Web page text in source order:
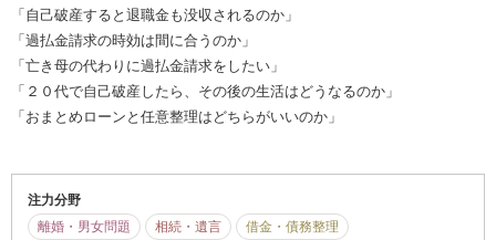
「自己破産すると退職金も没収されるのか」
「過払金請求の時効は間に合うのか」
「亡き母の代わりに過払金請求をしたい」
「２０代で自己破産したら、その後の生活はどうなるのか」
「おまとめローンと任意整理はどちらがいいのか」
注力分野
離婚・男女問題
相続・遺言 借金・債務整理